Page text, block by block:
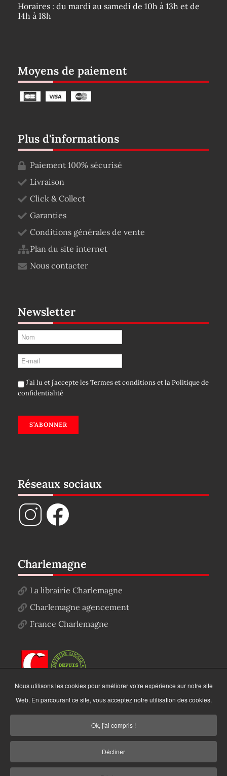
Horaires : du mardi au samedi de 10h à 13h et de
14h à 18h
Moyens de paiement
Plus d'informations
Paiement 100% sécurisé
Livraison
Click & Collect
Garanties
Conditions générales de vente
Plan du site internet
Nous contacter
Newsletter
J’ai lu et j’accepte lesTermes et conditionset laPolitique de
confidentialité
S’ABONNER
Réseaux sociaux
Charlemagne
La librairie Charlemagne
Charlemagne agencement
France Charlemagne
Copyright © 2022Charlemagne Autographe. Tous
Nous utilisons les cookies pour améliorer votre expérience sur notre site
Web. En parcourant ce site, vous acceptez notre utilisation des cookies.
Ok, j'ai compris !
Décliner